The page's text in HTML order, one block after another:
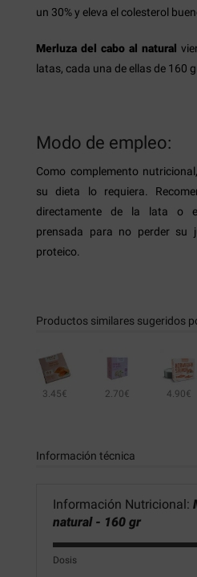
un 30% y eleva el colesterol
Merluza del cabo al natural
latas, cada una de ellas de 160
Modo de empleo:
Como complemento
su dieta lo requiera.
directamente de la lata o
prensada para no perder su
proteico.
Productos similares sugeridos
3.45€ 2.70€ 4.90€
Información técnica
Información Nutricional:
natural - 160 gr
Dosis